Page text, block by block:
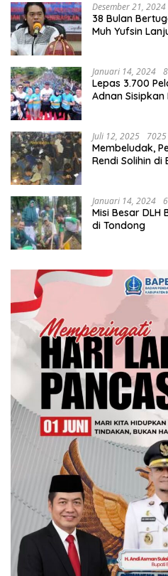
Desember 21, 2024
38 Bulan
Muh Yufsin
Januari 14, 2024
Lepas 3.700
Adnan Sisipkan
Juli 12, 2025
Membeludak,
Rendi Solihin di
Januari 14, 2024
Misi Besar DLH
di Tondong